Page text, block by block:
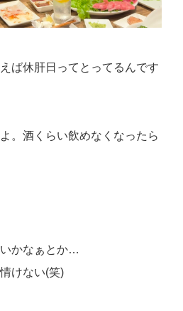
ば休肝日ってとってるんです
。酒くらい飲めなくなったら
かなぁとか…
けない(笑)